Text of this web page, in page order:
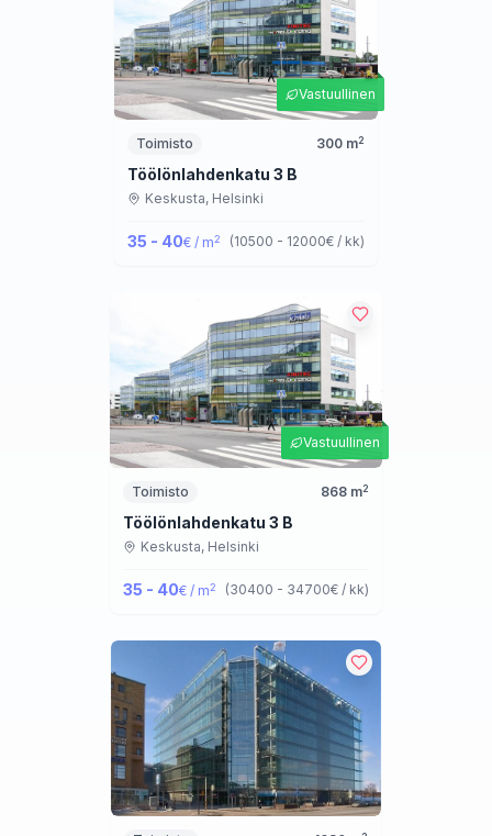
Vastuullinen
Toimisto 300 m2
Töölönlahdenkatu 3 B
Keskusta, Helsinki
35 - 40€ / m2 (10500 - 12000€ / kk)
Vastuullinen
Toimisto 868 m2
Töölönlahdenkatu 3 B
Keskusta, Helsinki
35 - 40€ / m2 (30400 - 34700€ / kk)